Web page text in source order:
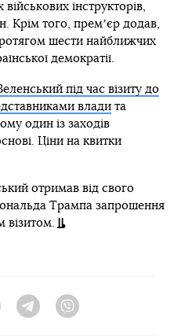
інструкторів,
Крім того, премʼєр додав,
шести найближчих
демократії.
під час візиту до
владита
один із заходів
Ціни на квитки
отримав від свого
Трампа запрошення
візитом.
Twitter Telegram